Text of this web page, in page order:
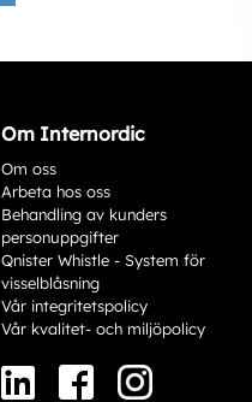
Om Internordic
Om oss
Arbeta hos oss
Behandling av kunders
personuppgifter
Qnister Whistle - System för
visselblåsning
Vår integritetspolicy
Vår kvalitet- och miljöpolicy